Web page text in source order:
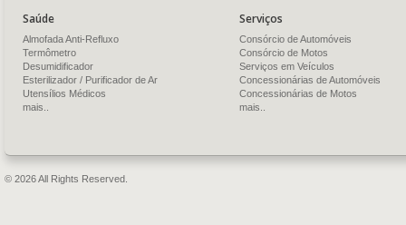
Saúde
Almofada Anti-Refluxo
Termômetro
Desumidificador
Esterilizador / Purificador de Ar
Utensílios Médicos
mais..
Serviços
Consórcio de Automóveis
Consórcio de Motos
Serviços em Veículos
Concessionárias de Automóveis
Concessionárias de Motos
mais..
© 2026 All Rights Reserved.